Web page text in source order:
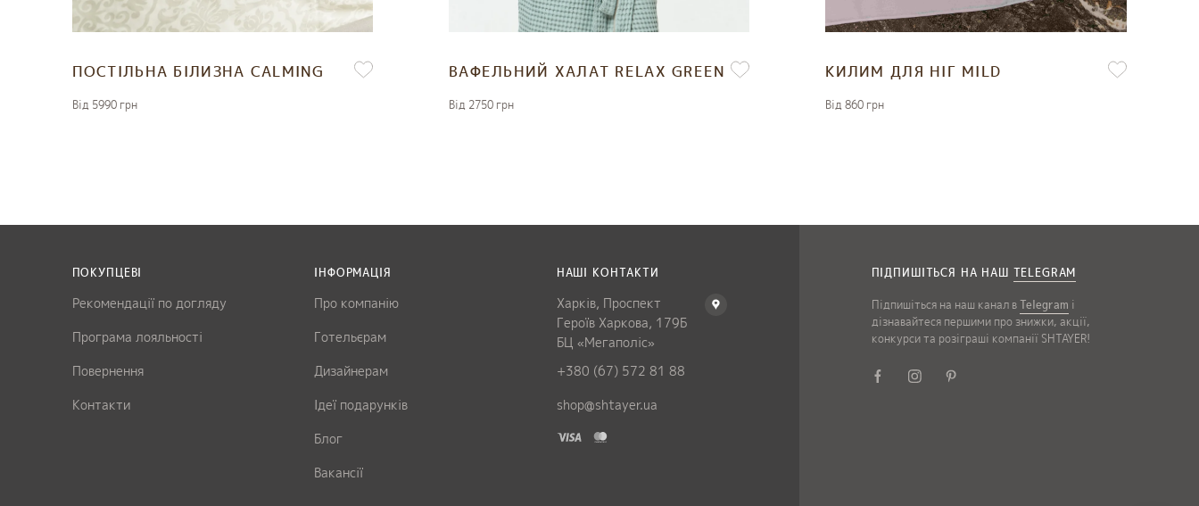
ПОСТІЛЬНА БІЛИЗНА CALMING
Вiд 5990 грн
ВАФЕЛЬНИЙ ХАЛАТ RELAX GREEN
Вiд 2750 грн
КИЛИМ ДЛЯ НІГ MILD
Вiд 860 грн
ПІДПИШІТЬСЯ НА НАШ TELEGRAM
Підпишіться на наш канал вTelegram і
дізнавайтеся першими про знижки, акції,
конкурси та розіграші компанії SHTAYER!
ПОКУПЦЕВІ
Рекомендації по догляду
Програма лояльності
Повернення
Контакти
ІНФОРМАЦІЯ
Про компанію
Готельєрам
Дизайнерам
Ідеї подарунків
Блог
Вакансії
НАШІ КОНТАКТИ
Харків, Проспект
Героїв Харкова, 179Б
БЦ «Мегаполіс»
+380 (67) 572 81 88
shop@shtayer.ua